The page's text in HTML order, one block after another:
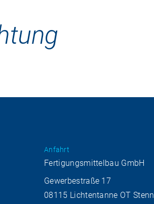
Anfahrt
Fertigungsmittelbau GmbH
Gewerbestraße 17
08115 Lichtentanne OT Stenn